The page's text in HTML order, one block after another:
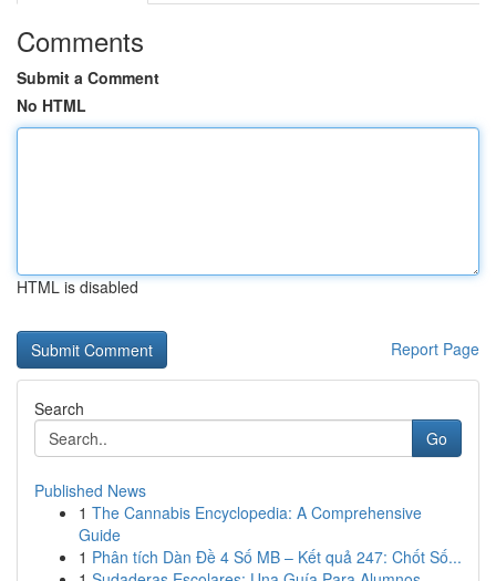
Comments
Submit a Comment
No HTML
HTML is disabled
Report Page
Search
Go
Published News
1 The Cannabis Encyclopedia: A Comprehensive
Guide
1 Phân tích Dàn Đề 4 Số MB – Kết quả 247: Chốt Số...